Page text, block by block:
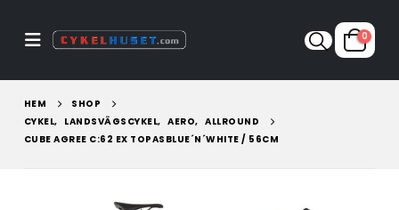
0
HEM
SHOP
CYKEL, LANDSVÄGSCYKEL, AERO, ALLROUND
CUBE AGREE C:62 EX TOPASBLUE´N´WHITE / 56CM